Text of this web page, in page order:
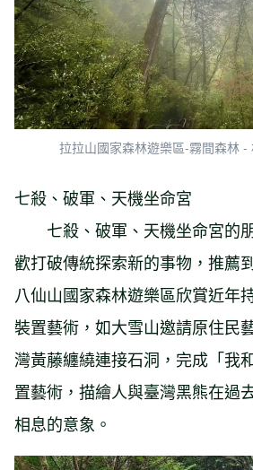
拉拉山國家森林遊樂區-霧間森林 -
七殺、破軍、天機坐命宮
七殺、破軍、天機坐命宮的
歡打破傳統探索新的事物，推薦
八仙山國家森林遊樂區欣賞近年
裝置藝術，如大雪山邀請原住民
灣黃藤纏繞連接石洞，完成「我
置藝術，描繪人與臺灣黑熊在過
相息的意象。